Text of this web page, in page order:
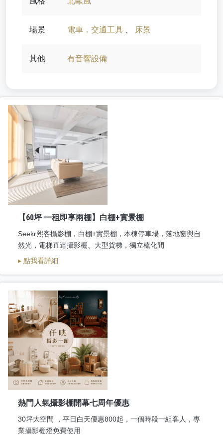
場景 電車．交通工具 床景
其他 有音響設備
【60坪 一租即享兩棚】白棚+實景棚
Seekr熙客攝影棚，白棚+實景棚，本棟停車場，落地窗與自
然光，電梯直達攝影棚、大型貨梯，獨立梳化間
▸ 點我看詳細
熱門人氣攝影棚開幕七周年優惠
30坪大空間 ，平日白天優惠800起，一個時段一組客人，專
業攝影棚燈免費使用